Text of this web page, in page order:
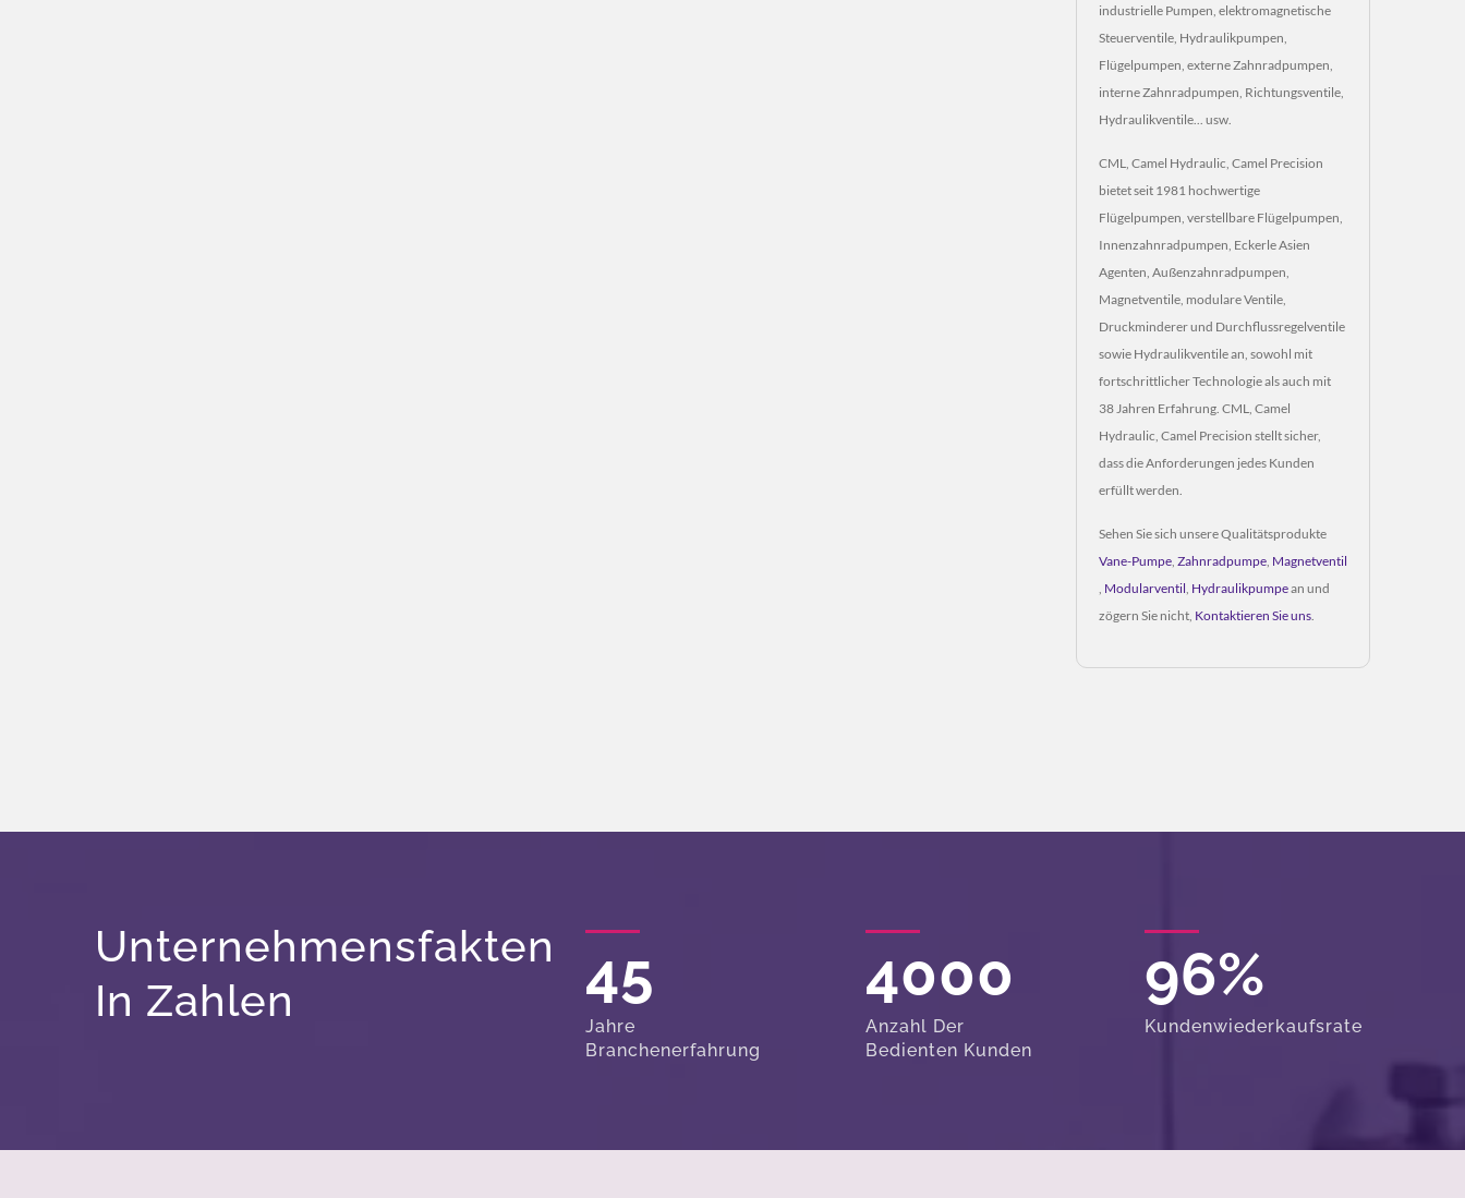
industrielle Pumpen, elektromagnetische
Steuerventile, Hydraulikpumpen,
Flügelpumpen, externe Zahnradpumpen,
interne Zahnradpumpen, Richtungsventile,
Hydraulikventile... usw.
CML, Camel Hydraulic, Camel Precision
bietet seit 1981 hochwertige
Flügelpumpen, verstellbare Flügelpumpen,
Innenzahnradpumpen, Eckerle Asien
Agenten, Außenzahnradpumpen,
Magnetventile, modulare Ventile,
Druckminderer und Durchflussregelventile
sowie Hydraulikventile an, sowohl mit
fortschrittlicher Technologie als auch mit
38 Jahren Erfahrung. CML, Camel
Hydraulic, Camel Precision stellt sicher,
dass die Anforderungen jedes Kunden
erfüllt werden.
Sehen Sie sich unsere Qualitätsprodukte
Vane-Pumpe Zahnradpumpe Magnetventil
Modularventil Hydraulikpumpean und
zögern Sie nicht, Kontaktieren Sie uns
Unternehmensfakten
In Zahlen
45
Jahre
Branchenerfahrung
4000
Anzahl Der
Bedienten Kunden
96%
Kundenwiederkaufsrate